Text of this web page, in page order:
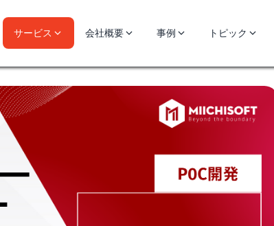
サービス 会社概要 事例 トピック